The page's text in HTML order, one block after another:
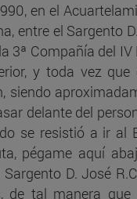
necesidad.
necesidad: la
defensa
defensa?
intensivo en la
en el
entre el Sargento
Compañía del IV
y toda vez que
siendo
delante del
se resistió a ir al
pégame aquí
D. José
de tal manera